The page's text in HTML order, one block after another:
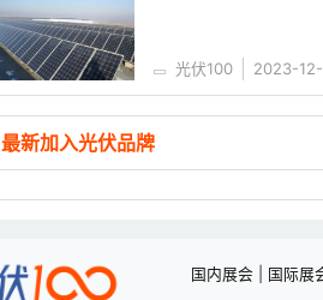
光伏100 2023-
最新加入光伏品牌
国内展会| 国际展